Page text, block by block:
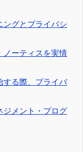
ングとプライバシ
ノーティスを実情
する際、プライバ
ジメント・プログ